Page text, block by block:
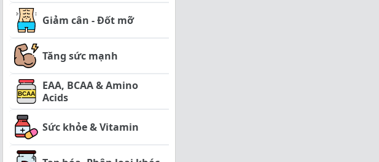
Giảm cân - Đốt mỡ
Tăng sức mạnh
EAA, BCAA & Amino
Acids
Sức khỏe & Vitamin